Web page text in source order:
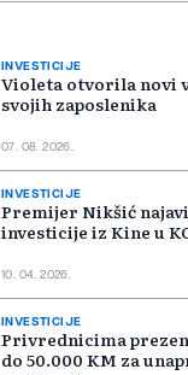
INVESTICIJE
Violeta otvorila novi
svojih zaposlenika
07. 08. 2026.
INVESTICIJE
Premijer Nikšić
investicije iz Kine u
10. 04. 2026.
INVESTICIJE
Privrednicima
do 50.000 KM za